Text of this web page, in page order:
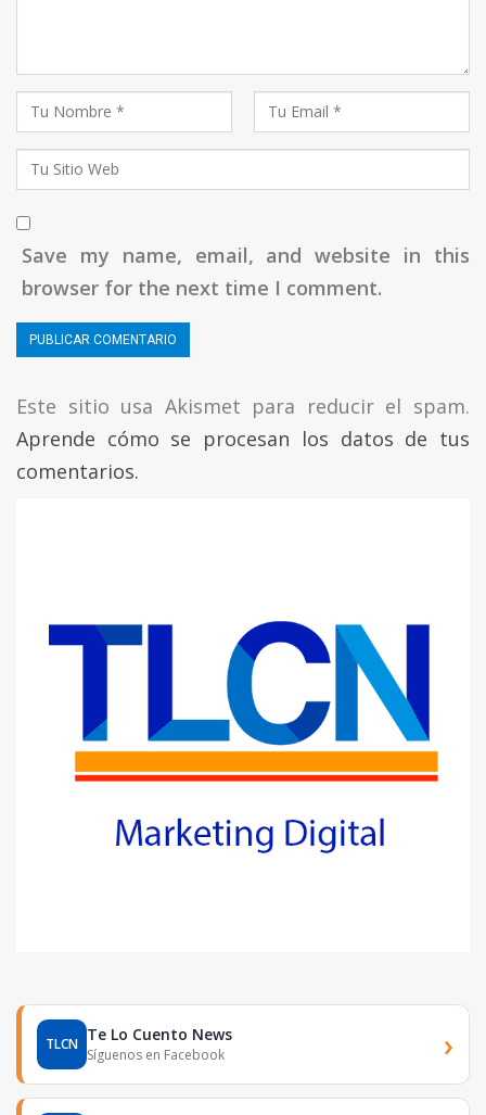
Save my name, email, and website in this
browser for the next time I comment.
Este sitio usa Akismet para reducir el spam.
Aprende cómo se procesan los datos de tus
comentarios.
TLCN Te Lo Cuento News
Síguenos en Facebook ›